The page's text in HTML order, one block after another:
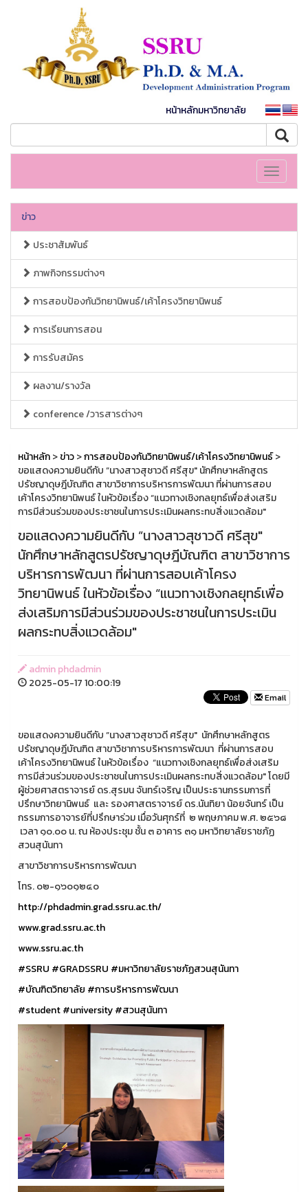
หน้าหลักมหาวิทยาลัย
Toggle
ข่าว
ประชาสัมพันธ์
ภาพกิจกรรมต่างๆ
การสอบป้องกันวิทยานิพนธ์/เค้าโครงวิทยานิพนธ์
การเรียนการสอน
การรับสมัคร
ผลงาน/รางวัล
conference /วารสารต่างๆ
หน้าหลัก>ข่าว>การสอบป้องกันวิทยานิพนธ์/เค้าโครงวิทยานิพนธ์>
ขอแสดงความยินดีกับ ”นางสาวสุชาวดี ศรีสุข" นักศึกษาหลักสูตร
ปรัชญาดุษฎีบัณฑิต สาขาวิชาการบริหารการพัฒนา ที่ผ่านการสอบ
เค้าโครงวิทยานิพนธ์ ในหัวข้อเรื่อง “แนวทางเชิงกลยุทธ์เพื่อส่งเสริม
การมีส่วนร่วมของประชาชนในการประเมินผลกระทบสิ่งแวดล้อม"
ขอแสดงความยินดีกับ ”นางสาวสุชาวดี ศรีสุข"
นักศึกษาหลักสูตรปรัชญาดุษฎีบัณฑิต สาขาวิชาการ
บริหารการพัฒนา ที่ผ่านการสอบเค้าโครง
วิทยานิพนธ์ ในหัวข้อเรื่อง “แนวทางเชิงกลยุทธ์เพื่อ
ส่งเสริมการมีส่วนร่วมของประชาชนในการประเมิน
ผลกระทบสิ่งแวดล้อม"
admin phdadmin
2025-05-17 10:00:19
Email
ขอแสดงความยินดีกับ ”นางสาวสุชาวดี ศรีสุข" นักศึกษาหลักสูตร
ปรัชญาดุษฎีบัณฑิต สาขาวิชาการบริหารการพัฒนา ที่ผ่านการสอบ
เค้าโครงวิทยานิพนธ์ ในหัวข้อเรื่อง “แนวทางเชิงกลยุทธ์เพื่อส่งเสริม
การมีส่วนร่วมของประชาชนในการประเมินผลกระทบสิ่งแวดล้อม" โดยมี
ผู้ช่วยศาสตราจารย์ ดร.สุรมน จันทร์เจริญ เป็นประธานกรรมการที่
ปรึกษาวิทยานิพนธ์ และ รองศาสตราจารย์ ดร.นันทิยา น้อยจันทร์ เป็น
กรรมการอาจารย์ที่ปรึกษาร่วม เมื่อวันศุกร์ที่ ๒ พฤษภาคม พ.ศ. ๒๕๖๘
เวลา ๑๐.๐๐ น. ณ ห้องประชุม ชั้น ๓ อาคาร ๓๑ มหาวิทยาลัยราชภัฏ
สวนสุนันทา
สาขาวิชาการบริหารการพัฒนา
โทร. ๐๒-๑๖๐๑๒๔๐
http://phdadmin.grad.ssru.ac.th/
www.grad.ssru.ac.th
www.ssru.ac.th
#SSRU #GRADSSRU #มหาวิทยาลัยราชภัฏสวนสุนันทา
#บัณฑิตวิทยาลัย #การบริหารการพัฒนา
#student#university#สวนสุนันทา